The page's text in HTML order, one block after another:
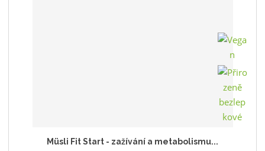
Müsli Fit Start - zažívání a metabolismu...